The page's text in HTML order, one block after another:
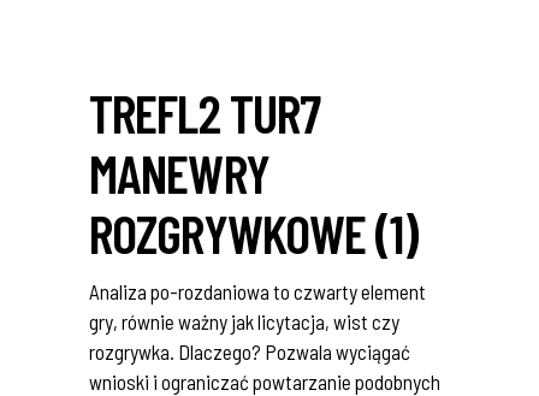
TREFL2 TUR7
MANEWRY
ROZGRYWKOWE (1)
Analiza po-rozdaniowa to czwarty element
gry, równie ważny jak licytacja, wist czy
rozgrywka. Dlaczego? Pozwala wyciągać
wnioski i ograniczać powtarzanie podobnych